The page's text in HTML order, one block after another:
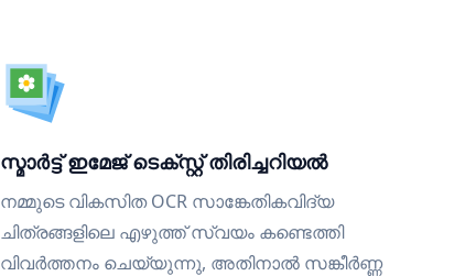
സ്മാർട്ട് ഇമേജ് ടെക്സ്റ്റ് തിരിച്ചറിയൽ
നമ്മുടെ വികസിത OCR സാങ്കേതികവിദ്യ
ചിത്രങ്ങളിലെ എഴുത്ത് സ്വയം കണ്ടെത്തി
വിവർത്തനം ചെയ്യുന്നു, അതിനാൽ സങ്കീർണ്ണ